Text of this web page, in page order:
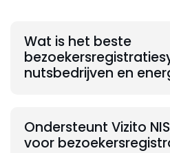
Wat is het beste
nutsbedrijven en
Ondersteunt Vizito
voor